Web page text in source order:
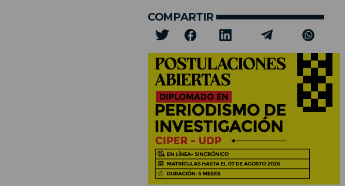
COMPARTIR